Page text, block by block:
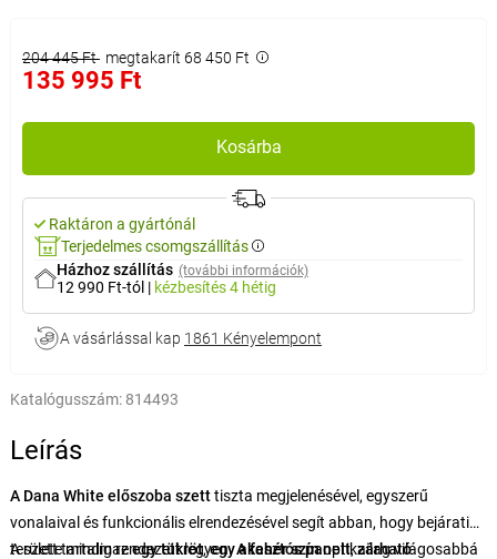
204 445 Ft megtakarít 68 450 Ft
135 995 Ft
Kosárba
Raktáron a gyártónál
Terjedelmes csomgszállítás
Házhoz szállítás (további információk)
12 990 Ft-tól | kézbesítés4 hétig
A vásárlással kap 1861 Kényelempont
Katalógusszám: 814493
Leírás
A Dana White előszoba szetttiszta megjelenésével, egyszerű
vonalaival és funkcionális elrendezésével segít abban, hogy bejárati
területe mindig rendezett legyen.A fehér színoptikailag világosabbá
A szett tartalmazegy tükröt,egy akasztós panelt,zárható